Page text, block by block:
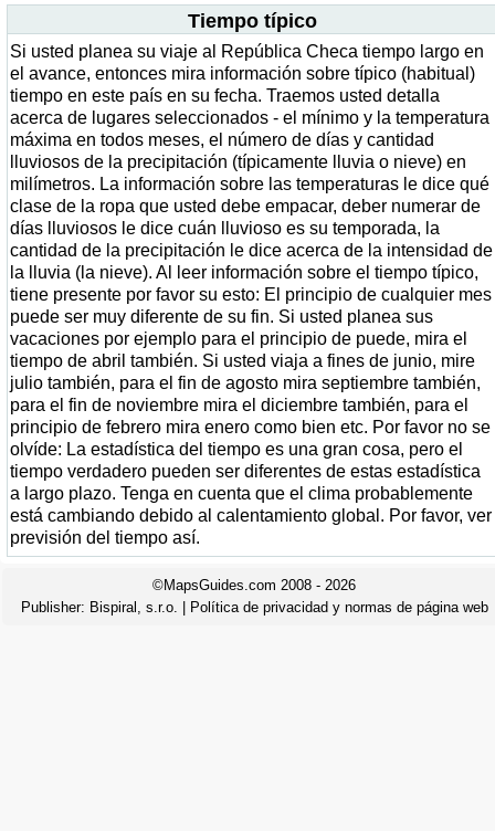
Tiempo típico
Si usted planea su viaje al República Checa tiempo largo en
el avance, entonces mira información sobre típico (habitual)
tiempo en este país en su fecha. Traemos usted detalla
acerca de lugares seleccionados - el mínimo y la temperatura
máxima en todos meses, el número de días y cantidad
lluviosos de la precipitación (típicamente lluvia o nieve) en
milímetros. La información sobre las temperaturas le dice qué
clase de la ropa que usted debe empacar, deber numerar de
días lluviosos le dice cuán lluvioso es su temporada, la
cantidad de la precipitación le dice acerca de la intensidad de
la lluvia (la nieve). Al leer información sobre el tiempo típico,
tiene presente por favor su esto: El principio de cualquier mes
puede ser muy diferente de su fin. Si usted planea sus
vacaciones por ejemplo para el principio de puede, mira el
tiempo de abril también. Si usted viaja a fines de junio, mire
julio también, para el fin de agosto mira septiembre también,
para el fin de noviembre mira el diciembre también, para el
principio de febrero mira enero como bien etc. Por favor no se
olvíde: La estadística del tiempo es una gran cosa, pero el
tiempo verdadero pueden ser diferentes de estas estadística
a largo plazo. Tenga en cuenta que el clima probablemente
está cambiando debido al calentamiento global. Por favor, ver
previsión del tiempo así.
©MapsGuides.com 2008 - 2026
Publisher: Bispiral, s.r.o. Política de privacidad y normas de página web